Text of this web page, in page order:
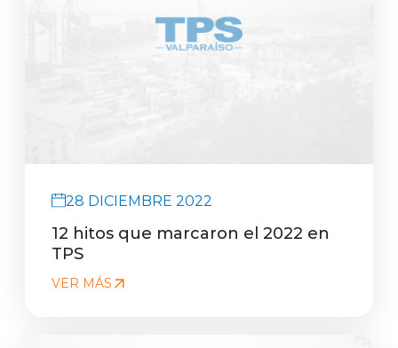
28 DICIEMBRE 2022
12 hitos que marcaron el 2022 en
TPS
VER MÁS